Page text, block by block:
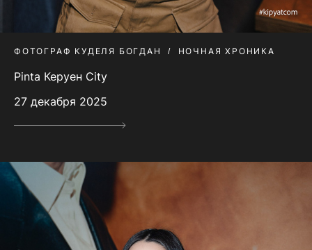
ФОТОГРАФ КУДЕЛЯ БОГДАН НОЧНАЯ ХРОНИКА
Pinta Керуен City
27 декабря 2025